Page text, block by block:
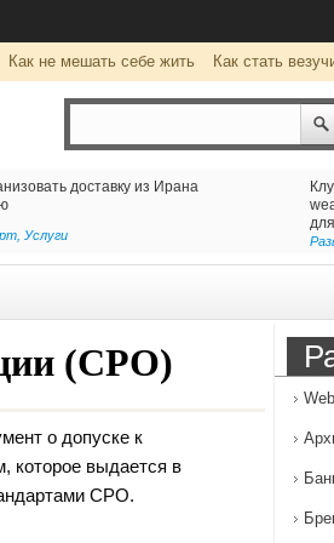
Как не мешать себе жить Как стать
Клуб виртуальной реальности
wearevr.io: уникальные развлечения
Развлечение
(СРО)
о допуске к
которое выдается в
СРО.